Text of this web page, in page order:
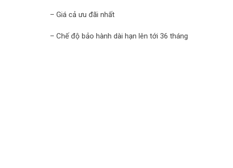
– Giá cả ưu đãi nhất
– Chế độ bảo hành dài hạn lên tới 36 tháng